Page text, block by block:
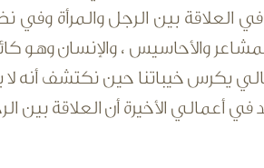
العلاقة بين الرجل والمرأة وفي
والأحاسيس ، والإنسان وهو
يكرس خيباتنا حين نكتشف أنه
أعمالي الأخيرة أن العلاقة بين